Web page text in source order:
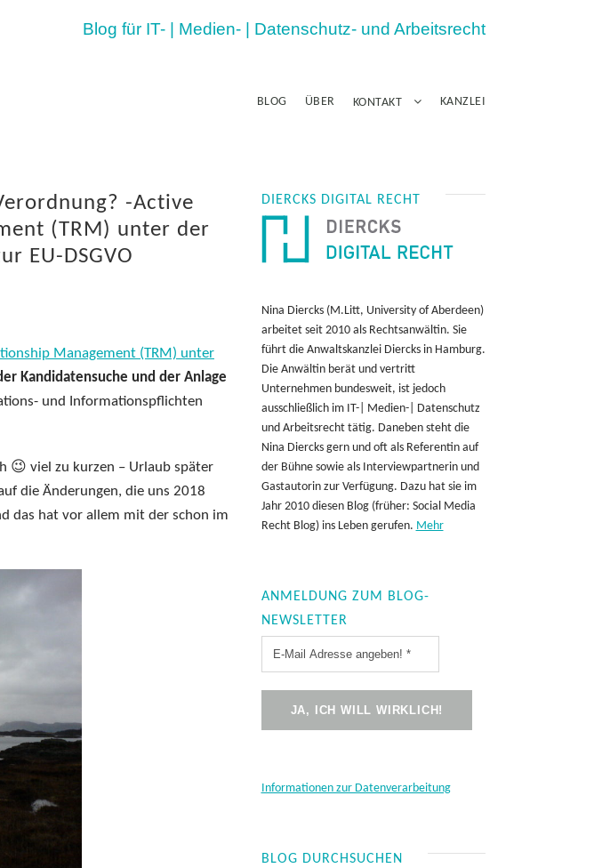
Blog für IT- | Medien- | Datenschutz- und Arbeitsrecht
BLOG ÜBER KONTAKT KANZLEI
-Active
(TRM) unter der
EU-DSGVO
Management (TRM) unter
Kandidatensuche und der Anlage
und Informationspflichten
😉 viel zu kurzen – Urlaub später
die Änderungen, die uns 2018
das hat vor allem mit der schon im
DIERCKS DIGITAL RECHT
Nina Diercks (M.Litt, University of Aberdeen)
arbeitet seit 2010 als Rechtsanwältin. Sie
führt die Anwaltskanzlei Diercks in Hamburg.
Die Anwältin berät und vertritt
Unternehmen bundesweit, ist jedoch
ausschließlich im IT-| Medien-| Datenschutz
und Arbeitsrecht tätig. Daneben steht die
Nina Diercks gern und oft als Referentin auf
der Bühne sowie als Interviewpartnerin und
Gastautorin zur Verfügung. Dazu hat sie im
Jahr 2010 diesen Blog (früher: Social Media
Recht Blog) ins Leben gerufen. Mehr
ANMELDUNG ZUM BLOG-
NEWSLETTER
Informationen zur Datenverarbeitung
BLOG DURCHSUCHEN